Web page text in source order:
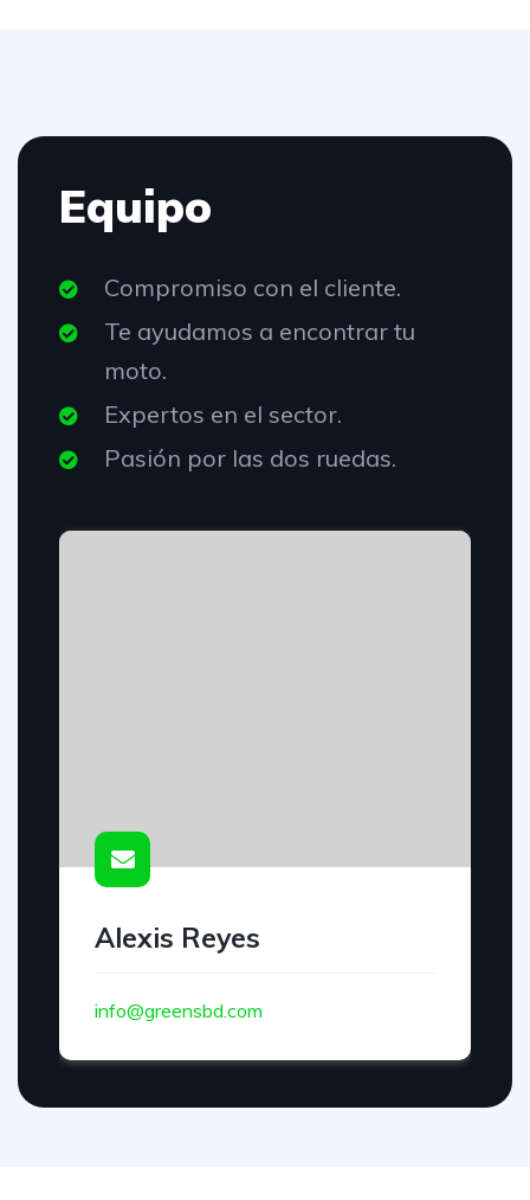
Equipo
Compromiso con el cliente.
Te ayudamos a encontrar tu
moto.
Expertos en el sector.
Pasión por las dos ruedas.
Alexis Reyes
info@greensbd.com